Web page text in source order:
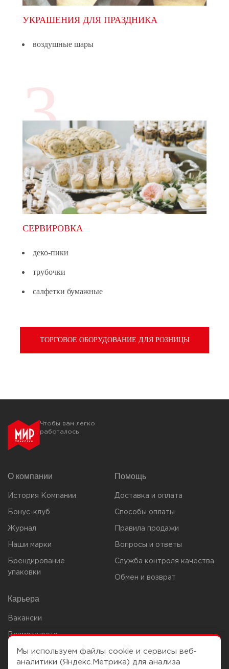
УКРАШЕНИЯ ДЛЯ ПРАЗДНИКА
воздушные шары
3
СЕРВИРОВКА
деко-пики
трубочки
салфетки бумажные
ТОРГОВОЕ ОБОРУДОВАНИЕ ДЛЯ РОЗНИЦЫ
Чтобы вам легко
работалось
О компании
История Компании
Бонус-клуб
Журнал
Наши марки
Брендирование
упаковки
Помощь
Доставка и оплата
Способы оплаты
Правила продажи
Вопросы и ответы
Служба контроля качества
Обмен и возврат
Карьера
Вакансии
Возможности
Мы используем файлы cookie и сервисы веб-
аналитики (Яндекс.Метрика) для анализа